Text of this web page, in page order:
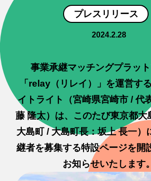
プレスリリース
2024.2.28
事業承継マッチングプラッ
「relay（リレイ）」を運営す
イトライト（宮崎県宮崎市 / 代
藤 隆太）は、このたび東京都大
大島町 / 大島町長：坂上 長一）
継者を募集する特設ページを開
お知らせいたします。